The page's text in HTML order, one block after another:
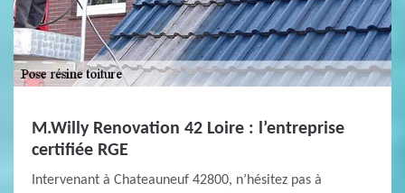
M.Willy Renovation 42 Loire : l’entreprise
certifiée RGE
Intervenant à Chateauneuf 42800, n’hésitez pas à